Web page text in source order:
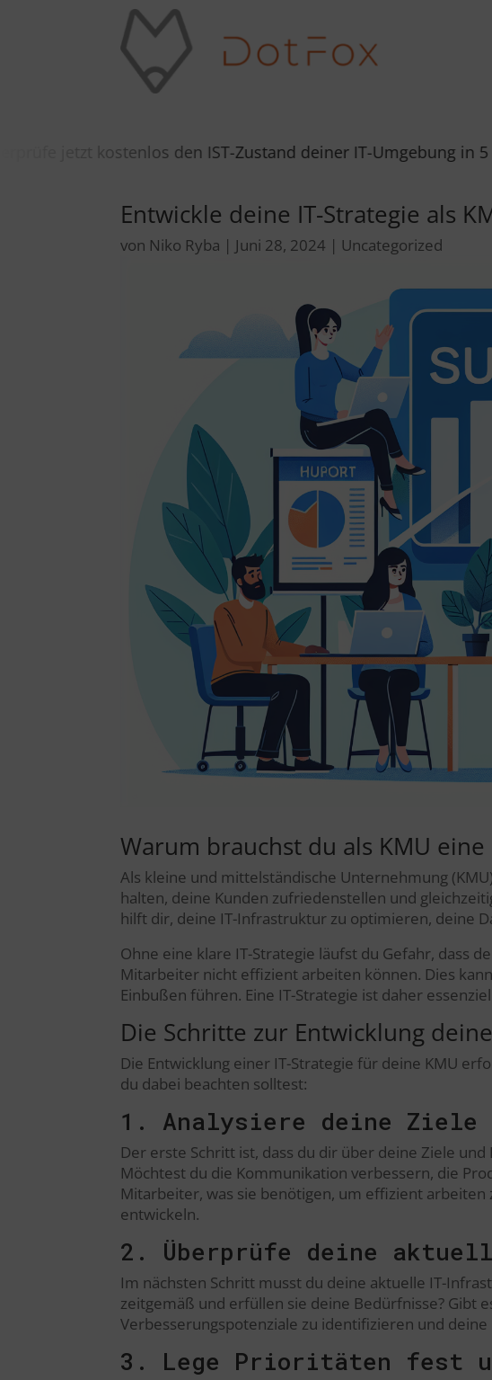
den IST-Zustand deiner IT-Umgebung in 5 Minuten -
Entwickle deine IT-Strategie als
von Niko Ryba | Juni 28, 2024 | Uncategorized
Warum brauchst du als KMU eine
Als kleine und mittelständische Unternehmung
halten, deine Kunden zufriedenstellen und
hilft dir, deine IT-Infrastruktur zu optimieren, deine
Ohne eine klare IT-Strategie läufst du Gefahr, dass
Mitarbeiter nicht effizient arbeiten können. Dies
Einbußen führen. Eine IT-Strategie ist daher
Die Schritte zur Entwicklung
Die Entwicklung einer IT-Strategie für deine KMU
du dabei beachten solltest:
1. Analysiere deine Ziele
Der erste Schritt ist, dass du dir über deine Ziele
Möchtest du die Kommunikation verbessern, die
Mitarbeiter, was sie benötigen, um effizient arbeiten
entwickeln.
2. Überprüfe deine
Im nächsten Schritt musst du deine aktuelle IT-
zeitgemäß und erfüllen sie deine Bedürfnisse? Gibt
Verbesserungspotenziale zu identifizieren und
3. Lege Prioritäten fest